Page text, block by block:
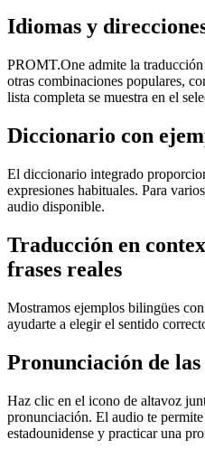
Idiomas y
PROMT.One admite la
otras combinaciones populares,
lista completa se muestra en el
Diccionario con
El diccionario integrado
expresiones habituales. Para
audio disponible.
Traducción en
frases reales
Mostramos ejemplos bilingües
ayudarte a elegir el sentido
Pronunciación de
Haz clic en el icono de altavoz
pronunciación. El audio te
estadounidense y practicar una